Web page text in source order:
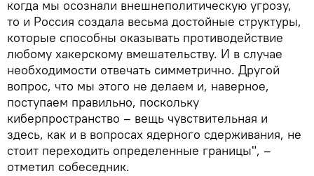
когда мы осознали внешнеполитическую угрозу,
то и Россия создала весьма достойные структуры,
которые способны оказывать противодействие
любому хакерскому вмешательству. И в случае
необходимости отвечать симметрично. Другой
вопрос, что мы этого не делаем и, наверное,
поступаем правильно, поскольку
киберпространство – вещь чувствительная и
здесь, как и в вопросах ядерного сдерживания, не
стоит переходить определенные границы", –
отметил собеседник.